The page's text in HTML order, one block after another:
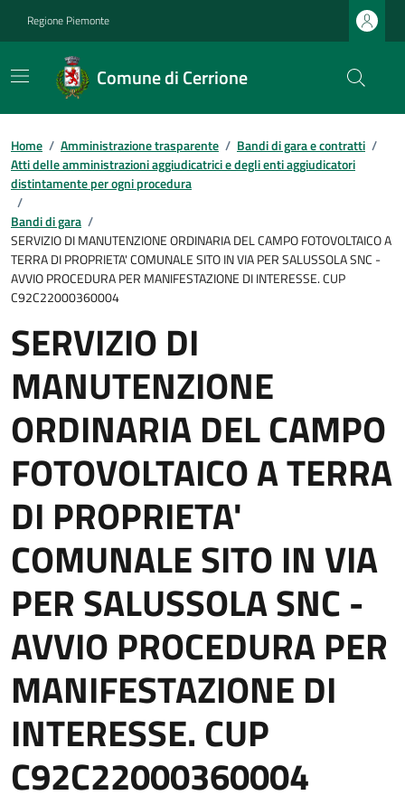
Regione Piemonte
Comune di Cerrione
Home / Amministrazione trasparente / Bandi di gara e contratti /
Atti delle amministrazioni aggiudicatrici e degli enti aggiudicatori
distintamente per ogni procedura
/
Bandi di gara /
SERVIZIO DI MANUTENZIONE ORDINARIA DEL CAMPO FOTOVOLTAICO A
TERRA DI PROPRIETA' COMUNALE SITO IN VIA PER SALUSSOLA SNC -
AVVIO PROCEDURA PER MANIFESTAZIONE DI INTERESSE. CUP
C92C22000360004
SERVIZIO DI
MANUTENZIONE
ORDINARIA DEL CAMPO
FOTOVOLTAICO A TERRA
DI PROPRIETA'
COMUNALE SITO IN VIA
PER SALUSSOLA SNC -
AVVIO PROCEDURA PER
MANIFESTAZIONE DI
INTERESSE. CUP
C92C22000360004